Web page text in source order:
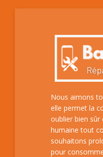
Nous aimons
elle permet la
oublier bien sûr
humaine tout
souhaitons
pour